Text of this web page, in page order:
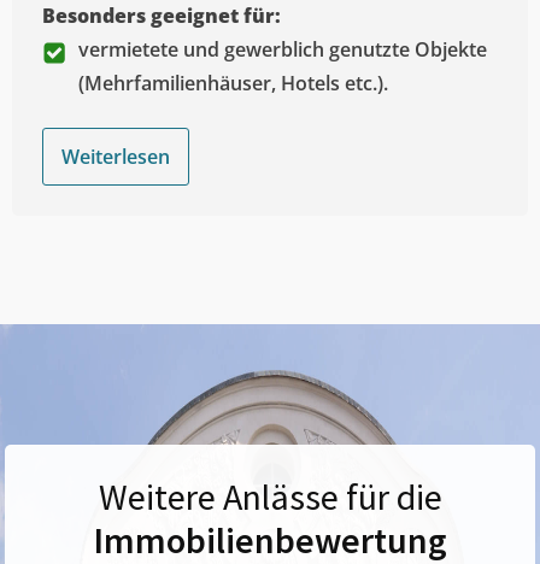
Besonders geeignet für:
vermietete und gewerblich genutzte Objekte
(Mehrfamilienhäuser, Hotels etc.).
Weiterlesen
Weitere Anlässe für die
Immobilienbewertung